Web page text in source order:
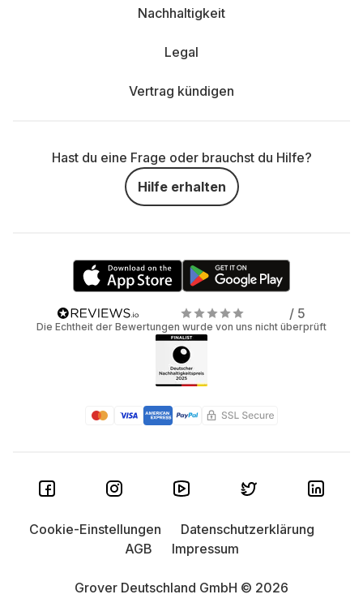
Nachhaltigkeit
Legal
Vertrag kündigen
Hast du eine Frage oder brauchst du Hilfe?
Hilfe erhalten
/ 5
Die Echtheit der Bewertungen wurde von uns nicht überprüft
Grover Deutschland GmbH © 2026
Cookie-Einstellungen
Datenschutzerklärung
AGB
Impressum